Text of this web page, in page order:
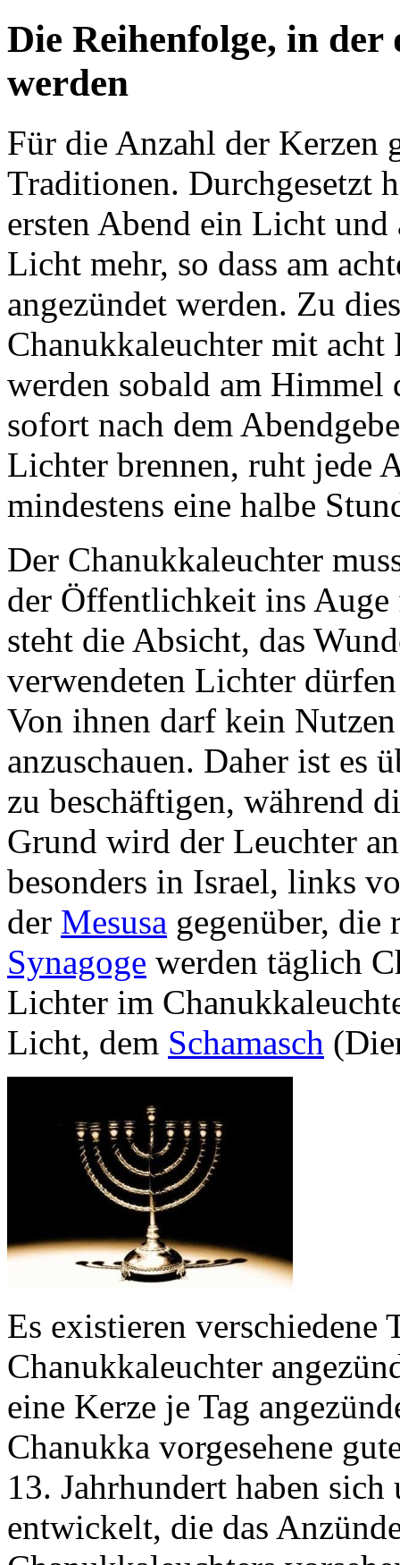
Die Reihenfolge, in der
werden
Für die Anzahl der Kerzen
Traditionen. Durchgesetzt
ersten Abend ein Licht
Licht mehr, so dass am
angezündet werden. Zu
Chanukkaleuchter mit
werden sobald am Himmel
sofort nach dem
Lichter brennen, ruht jede
mindestens eine halbe
Der Chanukkaleuchter
der Öffentlichkeit ins
steht die Absicht, das
verwendeten Lichter
Von ihnen darf kein
anzuschauen. Daher ist es
zu beschäftigen, während
Grund wird der Leuchter
besonders in Israel, links
der Mesusa gegenüber, die
Synagoge werden täglich
Lichter im
Licht, dem Schamasch
Es existieren verschiedene
Chanukkaleuchter
eine Kerze je Tag
Chanukka vorgesehene
13. Jahrhundert haben
entwickelt, die das